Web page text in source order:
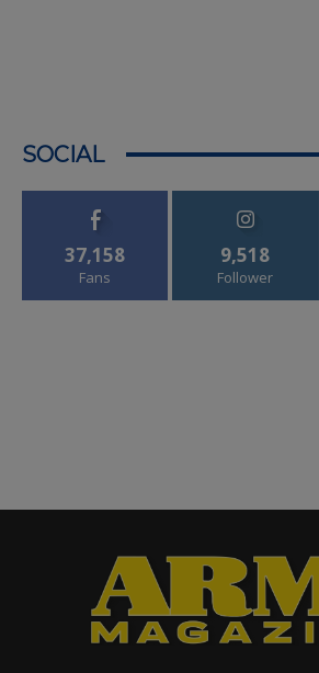
SOCIAL
37,158
Fans
9,518
Follower